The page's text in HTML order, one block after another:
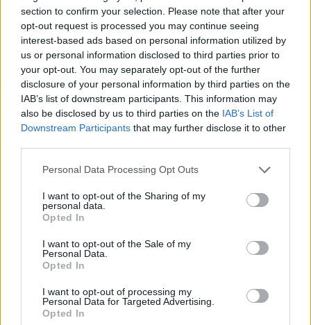
section to confirm your selection. Please note that after your
opt-out request is processed you may continue seeing
interest-based ads based on personal information utilized by
us or personal information disclosed to third parties prior to
your opt-out. You may separately opt-out of the further
disclosure of your personal information by third parties on the
IAB’s list of downstream participants. This information may
also be disclosed by us to third parties on the IAB’s List of
Downstream Participants that may further disclose it to other
Personal Data Processing Opt Outs
I want to opt-out of the Sharing of my
personal data.
Opted In
I want to opt-out of the Sale of my
Personal Data.
Opted In
I want to opt-out of processing my
Personal Data for Targeted Advertising.
Opted In
1